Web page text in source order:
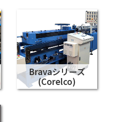
Bravaシリーズ
(Corelco)